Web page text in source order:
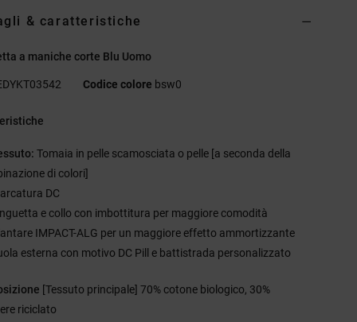
& caratteristiche
a maniche corte Blu Uomo
Codice colore bsw0
Tomaia in pelle scamosciata o pelle [a seconda della
di colori]
DC
e collo con imbottitura per maggiore comodità
IMPACT-ALG per un maggiore effetto ammortizzante
esterna con motivo DC Pill e battistrada personalizzato
[Tessuto principale] 70% cotone biologico, 30%
riciclato